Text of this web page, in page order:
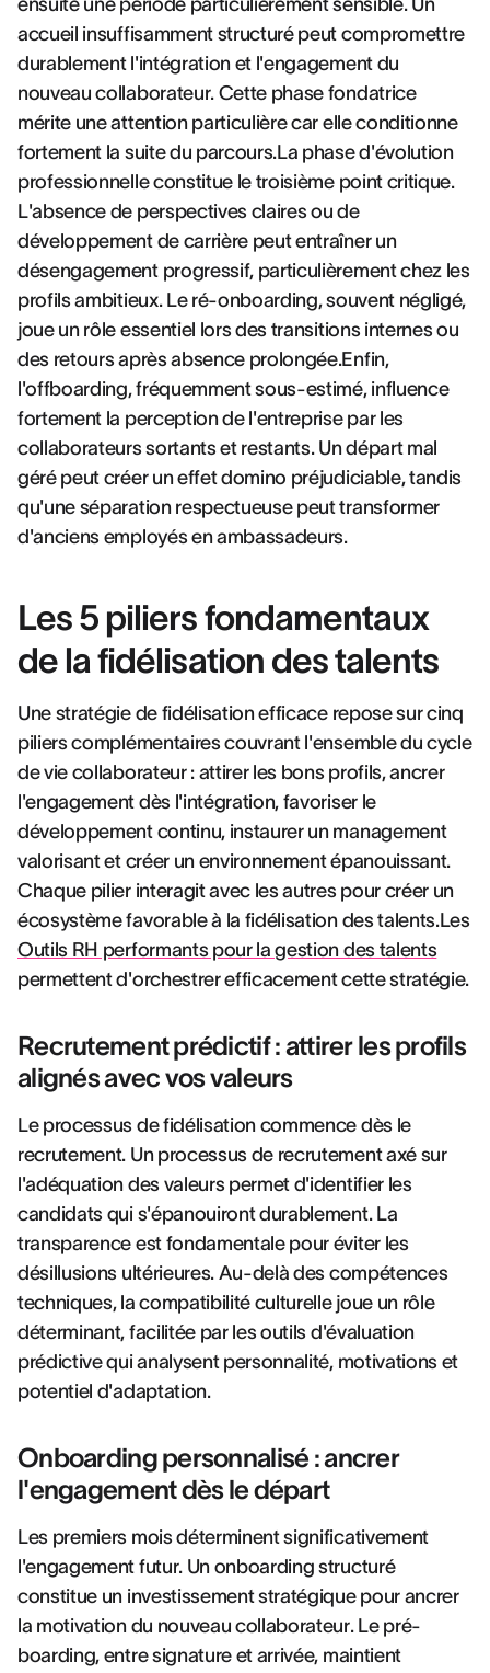
ensuite une période particulièrement sensible. Un
accueil insuffisamment structuré peut compromettre
durablement l'intégration et l'engagement du
nouveau collaborateur. Cette phase fondatrice
mérite une attention particulière car elle conditionne
fortement la suite du parcours.La phase d'évolution
professionnelle constitue le troisième point critique.
L'absence de perspectives claires ou de
développement de carrière peut entraîner un
désengagement progressif, particulièrement chez les
profils ambitieux. Le ré-onboarding, souvent négligé,
joue un rôle essentiel lors des transitions internes ou
des retours après absence prolongée.Enfin,
l'offboarding, fréquemment sous-estimé, influence
fortement la perception de l'entreprise par les
collaborateurs sortants et restants. Un départ mal
géré peut créer un effet domino préjudiciable, tandis
qu'une séparation respectueuse peut transformer
d'anciens employés en ambassadeurs.
Les 5 piliers fondamentaux
de la fidélisation des talents
Une stratégie de fidélisation efficace repose sur cinq
piliers complémentaires couvrant l'ensemble du cycle
de vie collaborateur : attirer les bons profils, ancrer
l'engagement dès l'intégration, favoriser le
développement continu, instaurer un management
valorisant et créer un environnement épanouissant.
Chaque pilier interagit avec les autres pour créer un
écosystème favorable à la fidélisation des talents.Les
Outils RH performants pour la gestion des talents
permettent d'orchestrer efficacement cette stratégie.
Recrutement prédictif : attirer les profils
alignés avec vos valeurs
Le processus de fidélisation commence dès le
recrutement. Un processus de recrutement axé sur
l'adéquation des valeurs permet d'identifier les
candidats qui s'épanouiront durablement. La
transparence est fondamentale pour éviter les
désillusions ultérieures. Au-delà des compétences
techniques, la compatibilité culturelle joue un rôle
déterminant, facilitée par les outils d'évaluation
prédictive qui analysent personnalité, motivations et
potentiel d'adaptation.
Onboarding personnalisé : ancrer
l'engagement dès le départ
Les premiers mois déterminent significativement
l'engagement futur. Un onboarding structuré
constitue un investissement stratégique pour ancrer
la motivation du nouveau collaborateur. Le pré-
boarding, entre signature et arrivée, maintient